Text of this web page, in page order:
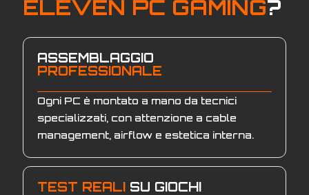
ELEVEN PC GAMING?
ASSEMBLAGGIO
PROFESSIONALE
Ogni PC è montato a mano da tecnici
specializzati, con attenzione a cable
management, airflow e estetica interna.
TEST REALI SU GIOCHI